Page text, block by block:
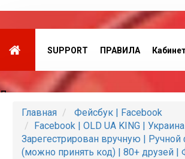
SUPPORT ПРАВИЛА
Партнеры
Главная
Фейсбук | Facebook
Facebook | OLD UA KING |
Зарегестрирован вручную |
(можно принять код) | 80+ друзей